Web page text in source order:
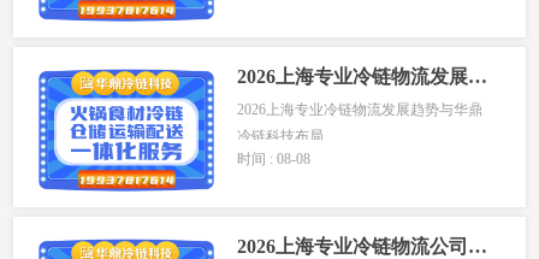
2026上海专业冷链物流发展趋势与华鼎冷链科技布局
2026上海专业冷链物流发展趋势与华鼎
冷链科技布局
时间 : 08-08
2026上海专业冷链物流公司发展趋势与华鼎冷链科技布局